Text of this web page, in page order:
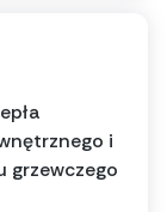
i
grzewczego